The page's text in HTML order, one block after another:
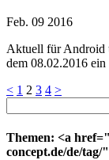
Feb. 09 2016
Aktuell für Android
dem 08.02.2016
der
Beiträge
< 1 2 3 4 >
nach:
Themen: <a
concept.de/de/